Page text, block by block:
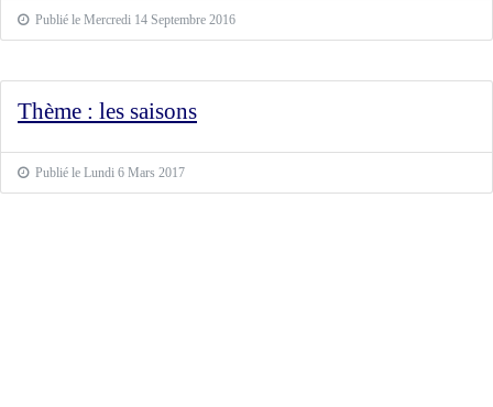
Publié le Mercredi 14 Septembre 2016
Thème : les saisons
Publié le Lundi 6 Mars 2017